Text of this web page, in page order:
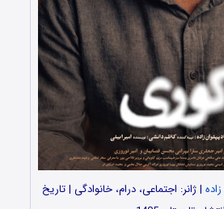
| ژانر: اجتماعی، درام، خانوادگی | تاریخ